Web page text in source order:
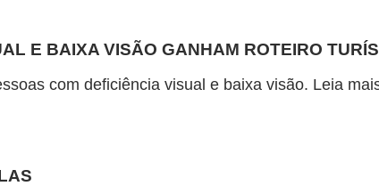
E BAIXA VISÃO GANHAM ROTEIRO
com deficiência visual e baixa visão. Leia